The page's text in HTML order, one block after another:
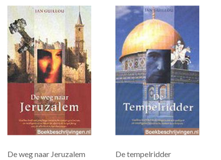
De weg naar Jeruzalem De tempelridder